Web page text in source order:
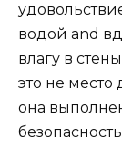
водой and
влагу в
это не место
она